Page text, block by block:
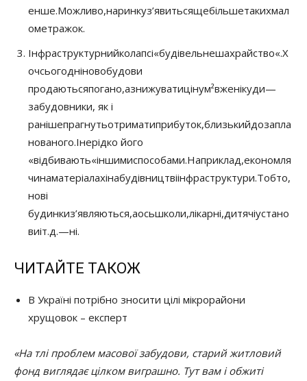
енше.Можливо,наринкуз’явитьсящебільшетакихмал
ометражок.
Інфраструктурнийколапсі«будівельнешахрайство«.Х
очсьогодніновобудови
продаютьсяпогано,азнижуватицінум²вженікуди—
забудовники, як і
ранішепрагнутьотриматиприбуток,близькийдозапла
нованого.Інерідко його
«відбивають«іншимиспособами.Наприклад,економля
чинаматеріалахінабудівництвіінфраструктури.Тобто,
нові
будинкиз’являються,аосьшколи,лікарні,дитячіустано
виіт.д.—ні.
ЧИТАЙТЕ ТАКОЖ
В Україні потрібно зносити цілі мікрорайони
хрущовок – експерт
«На тлі проблем масової забудови, старий житловий
фонд виглядає цілком виграшно. Тут вам і обжиті